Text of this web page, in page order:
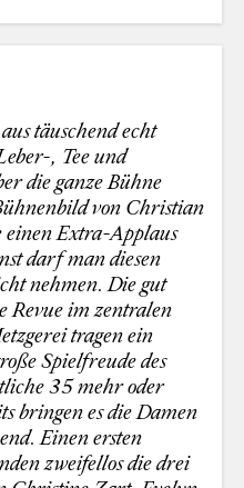
täuschend echt
, Tee und
die ganze Bühne
von Christian
einen Extra-Applaus
darf man diesen
nehmen. Die gut
Revue im zentralen
tragen ein
Spielfreude des
35 mehr oder
bringen es die Damen
Einen ersten
zweifellos die drei